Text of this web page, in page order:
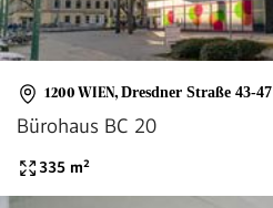
1200 WIEN, Dresdner Straße 43-47
Bürohaus BC 20
335 m²